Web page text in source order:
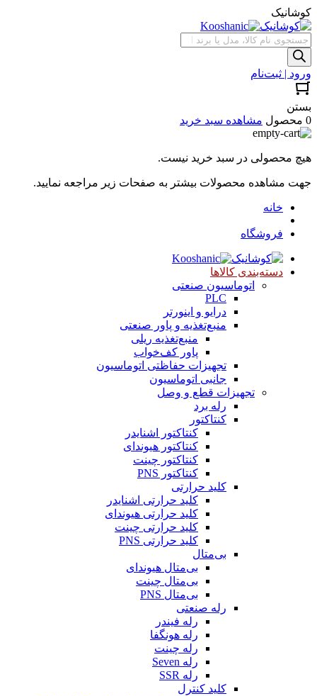
کوشانیک
جستجوی
محصولات
ورود | ثبت‌نام
بستن
0 محصول
مشاهده سبد خرید
هیچ محصولی در سبد خرید نیست.
جهت مشاهده محصولات بیشتر به صفحات زیر مراجعه نمایید.
خانه
فروشگاه
دسته‌بندی کالاها
اتوماسیون صنعتی
PLC
درایو و اینورتر
منبع‌تغذیه و پاور صنعتی
منبع‌تغذیه ریلی
پاور کف‌خواب
تجهیزات حفاظتی اتوماسیون
جانبی اتوماسیون
تجهیزات قطع و وصل
رله برد
کنتاکتور
کنتاکتور اشنایدر
کنتاکتور هیوندای
کنتاکتور چینت
کنتاکتور PNS
کلید حرارتی
کلید حرارتی اشنایدر
کلید حرارتی هیوندای
کلید حرارتی چینت
کلید حرارتی PNS
بی‌متال
بی‌متال هیوندای
بی‌متال چینت
بی‌متال PNS
رله صنعتی
رله فیندر
رله هونگفا
رله چینت
رله Seven
رله SSR
کلید کنترل